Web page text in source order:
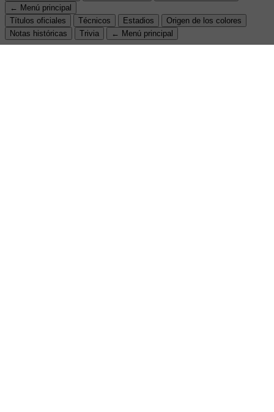
← Menú principal
Títulos oficiales
Técnicos Estadios
Origen de los colores
Notas históricas
Trivia ← Menú principal